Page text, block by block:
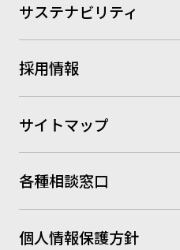
サステナビリティ
採用情報
サイトマップ
各種相談窓口
個人情報保護方針